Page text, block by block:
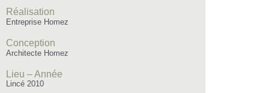
Réalisation
Entreprise Homez
Conception
Architecte Homez
Lieu – Année
Lincé 2010